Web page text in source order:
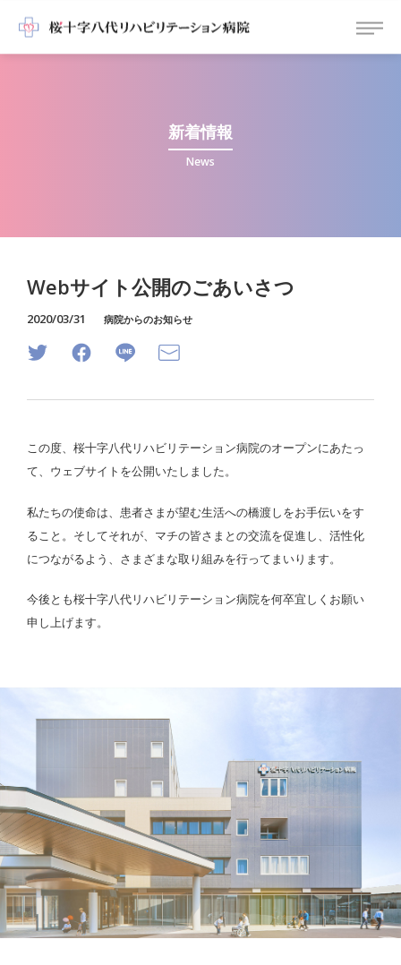
新着情報
News
Webサイト公開のごあいさつ
2020/03/31 病院からのお知らせ
この度、桜十字八代リハビリテーション病院のオープンにあたっ
て、ウェブサイトを公開いたしました。
私たちの使命は、患者さまが望む生活への橋渡しをお手伝いをす
ること。そしてそれが、マチの皆さまとの交流を促進し、活性化
につながるよう、さまざまな取り組みを行ってまいります。
今後とも桜十字八代リハビリテーション病院を何卒宜しくお願い
申し上げます。